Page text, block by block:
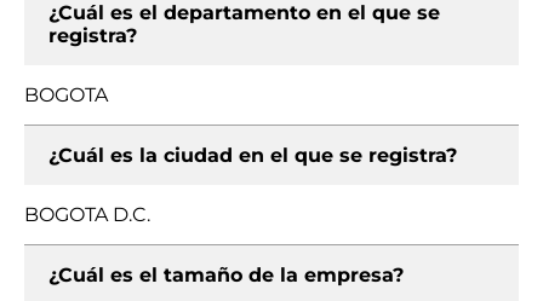
¿Cuál es el departamento en el que se
registra?
BOGOTA
¿Cuál es la ciudad en el que se registra?
BOGOTA D.C.
¿Cuál es el tamaño de la empresa?